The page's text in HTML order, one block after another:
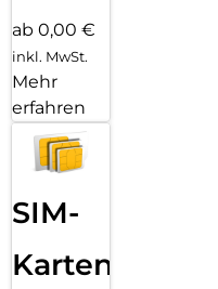
ab 0,00 €
inkl. MwSt.
Mehr
erfahren
SIM-
Karten